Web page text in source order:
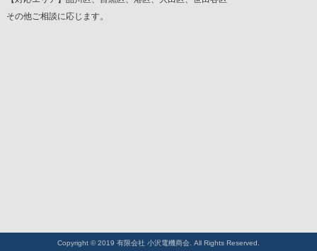
その他ご相談に応じます。
Copyright © 2019 有限会社 小沢電機商会. All Rights Reserved.